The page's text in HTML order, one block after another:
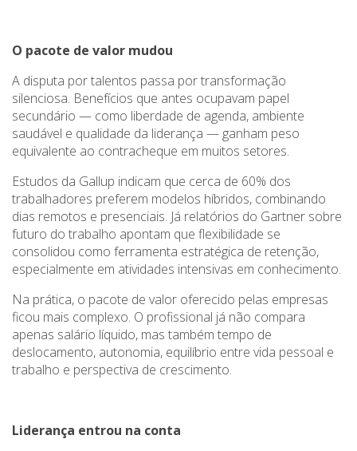
O pacote de valor mudou
A disputa por talentos passa por transformação
silenciosa. Benefícios que antes ocupavam papel
secundário — como liberdade de agenda, ambiente
saudável e qualidade da liderança — ganham peso
equivalente ao contracheque em muitos setores.
Estudos da Gallup indicam que cerca de 60% dos
trabalhadores preferem modelos híbridos, combinando
dias remotos e presenciais. Já relatórios do Gartner sobre
futuro do trabalho apontam que flexibilidade se
consolidou como ferramenta estratégica de retenção,
especialmente em atividades intensivas em conhecimento.
Na prática, o pacote de valor oferecido pelas empresas
ficou mais complexo. O profissional já não compara
apenas salário líquido, mas também tempo de
deslocamento, autonomia, equilíbrio entre vida pessoal e
trabalho e perspectiva de crescimento.
Liderança entrou na conta